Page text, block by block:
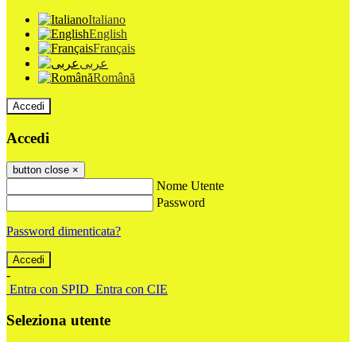
Italiano
English
Français
عربى
Română
Accedi
Accedi
button close ×
Nome Utente
Password
Password dimenticata?
-
Entra con SPID Entra con CIE
Seleziona utente